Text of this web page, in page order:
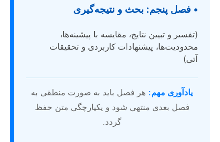
• فصل پنجم: بحث و نتیجه‌گیری
(تفسیر و تبیین نتایج، مقایسه با پیشینه‌ها،
محدودیت‌ها، پیشنهادات کاربردی و تحقیقات
آتی)
یادآوری مهم: هر فصل باید به صورت منطقی به
فصل بعدی منتهی شود و یکپارچگی متن حفظ
گردد.